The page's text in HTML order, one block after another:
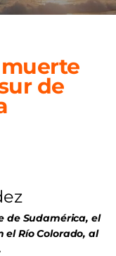
de
de Sudamérica, el
Río Colorado, al